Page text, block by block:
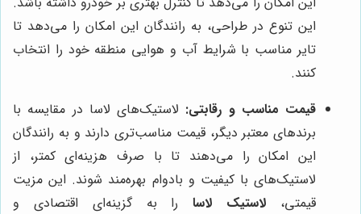
این تنوع در طراحی، به رانندگان این امکان را می‌دهد تا
تایر مناسب با شرایط آب و هوایی منطقه خود را انتخاب
کنند.
قیمت مناسب و رقابتی: لاستیک‌های لاسا در مقایسه با
برندهای معتبر دیگر، قیمت مناسب‌تری دارند و به رانندگان
این امکان را می‌دهند تا با صرف هزینه‌ای کمتر، از
لاستیک‌های با کیفیت و بادوام بهره‌مند شوند. این مزیت
قیمتی، لاستیک لاسارا به گزینه‌ای اقتصادی و